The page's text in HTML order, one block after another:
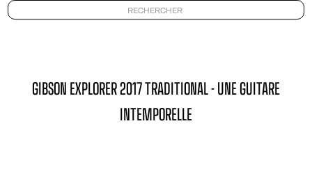
GIBSON EXPLORER 2017 TRADITIONAL - UNE GUITARE
INTEMPORELLE